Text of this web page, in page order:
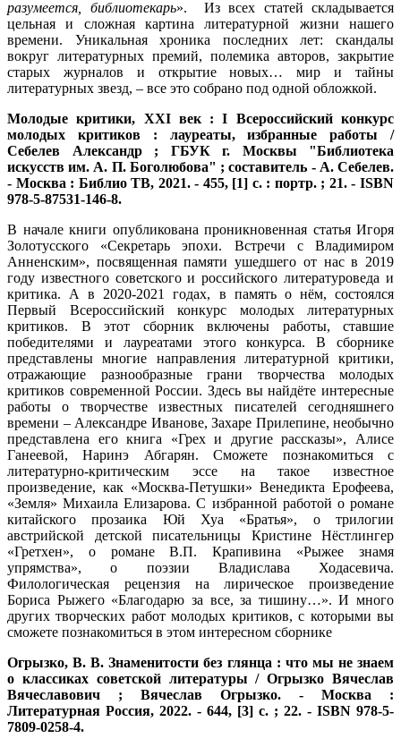
разумеется, библиотекарь». Из всех статей складывается
цельная и сложная картина литературной жизни нашего
времени. Уникальная хроника последних лет: скандалы
вокруг литературных премий, полемика авторов, закрытие
старых журналов и открытие новых… мир и тайны
литературных звезд, – все это собрано под одной обложкой.
Молодые критики, XXI век : I Всероссийский конкурс
молодых критиков : лауреаты, избранные работы /
Себелев Александр ; ГБУК г. Москвы "Библиотека
искусств им. А. П. Боголюбова" ; составитель - А. Себелев.
- Москва : Библио ТВ, 2021. - 455, [1] с. : портр. ; 21. - ISBN
978-5-87531-146-8.
В начале книги опубликована проникновенная статья Игоря
Золотусского «Секретарь эпохи. Встречи с Владимиром
Анненским», посвященная памяти ушедшего от нас в 2019
году известного советского и российского литературоведа и
критика. А в 2020-2021 годах, в память о нём, состоялся
Первый Всероссийский конкурс молодых литературных
критиков. В этот сборник включены работы, ставшие
победителями и лауреатами этого конкурса. В сборнике
представлены многие направления литературной критики,
отражающие разнообразные грани творчества молодых
критиков современной России. Здесь вы найдёте интересные
работы о творчестве известных писателей сегодняшнего
времени – Александре Иванове, Захаре Прилепине, необычно
представлена его книга «Грех и другие рассказы», Алисе
Ганеевой, Наринэ Абгарян. Сможете познакомиться с
литературно-критическим эссе на такое известное
произведение, как «Москва-Петушки» Венедикта Ерофеева,
«Земля» Михаила Елизарова. С избранной работой о романе
китайского прозаика Юй Хуа «Братья», о трилогии
австрийской детской писательницы Кристине Нёстлингер
«Гретхен», о романе В.П. Крапивина «Рыжее знамя
упрямства», о поэзии Владислава Ходасевича.
Филологическая рецензия на лирическое произведение
Бориса Рыжего «Благодарю за все, за тишину…». И много
других творческих работ молодых критиков, с которыми вы
сможете познакомиться в этом интересном сборнике
Огрызко, В. В. Знаменитости без глянца : что мы не знаем
о классиках советской литературы / Огрызко Вячеслав
Вячеславович ; Вячеслав Огрызко. - Москва :
Литературная Россия, 2022. - 644, [3] с. ; 22. - ISBN 978-5-
7809-0258-4.